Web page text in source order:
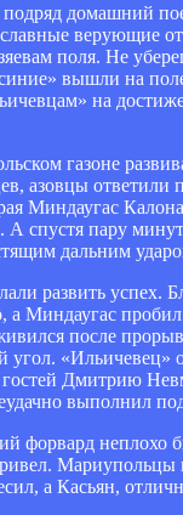
домашний
верующие
поля. Не
вышли на
на
газоне
азовцы
Миндаугас
спустя пару
дальним
развить
а Миндаугас
после
угол.
Дмитрию
выполнил
форвард неплохо
Мариупольцы
а Касьян,